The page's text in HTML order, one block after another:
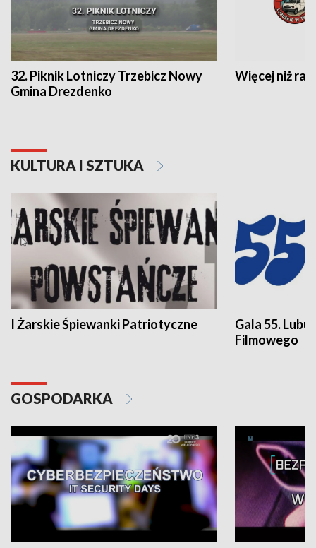
32. Piknik Lotniczy Trzebicz Nowy
Gmina Drezdenko
Więcej niż rajd
KULTURA I SZTUKA
I Żarskie Śpiewanki Patriotyczne
Gala 55.
Filmowego
GOSPODARKA